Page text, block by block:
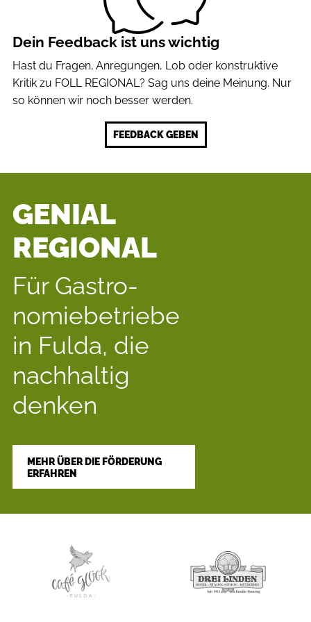
Dein Feedback ist uns wichtig
Hast du Fragen, Anregungen, Lob oder konstruktive
Kritik zu FOLL REGIONAL? Sag uns deine Meinung. Nur
so können wir noch besser werden.
FEEDBACK GEBEN
GENIAL
REGIONAL
Für Gastro­
nomie­betriebe
in Fulda, die
nach­haltig
denken
MEHR ÜBER DIE FÖRDERUNG
ERFAHREN